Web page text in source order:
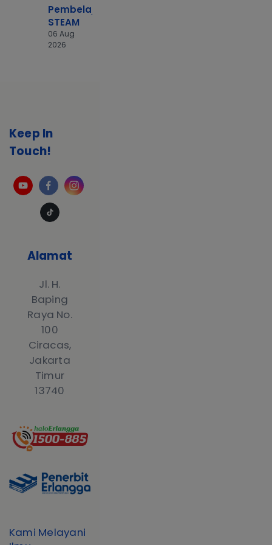
Pembelajaran
STEAM
06 Aug
2026
Alamat
Jl. H.
Baping
Raya No.
100
Ciracas,
Jakarta
Timur
13740
Keep In
Touch!
Kami Melayani